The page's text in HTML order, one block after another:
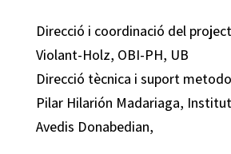
Direcció i coordinació del
Violant-Holz, OBI-PH, UB
Direcció tècnica i suport
Pilar Hilarión Madariaga,
Avedis Donabedian,